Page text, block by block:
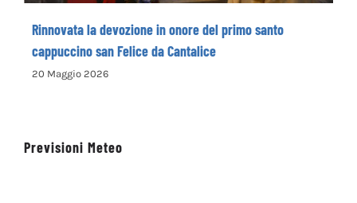
Rinnovata la devozione in onore del primo santo
cappuccino san Felice da Cantalice
20 Maggio 2026
Previsioni Meteo